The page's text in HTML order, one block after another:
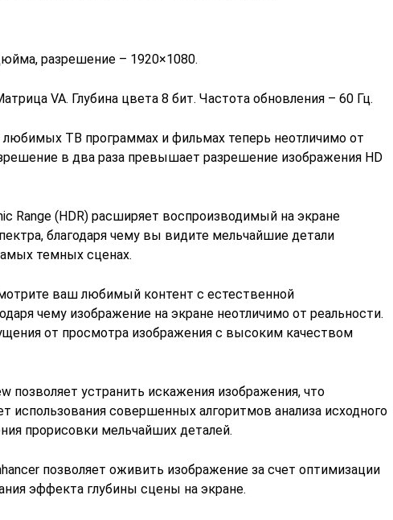
разрешение – 1920×1080.
VA. Глубина цвета 8 бит. Частота обновления – 60 Гц.
ТВ программах и фильмах теперь неотличимо от
в два раза превышает разрешение изображения HD
Range (HDR) расширяет воспроизводимый на экране
благодаря чему вы видите мельчайшие детали
темных сценах.
ваш любимый контент с естественной
чему изображение на экране неотличимо от реальности.
от просмотра изображения с высоким качеством
позволяет устранить искажения изображения, что
использования совершенных алгоритмов анализа исходного
прорисовки мельчайших деталей.
позволяет оживить изображение за счет оптимизации
эффекта глубины сцены на экране.